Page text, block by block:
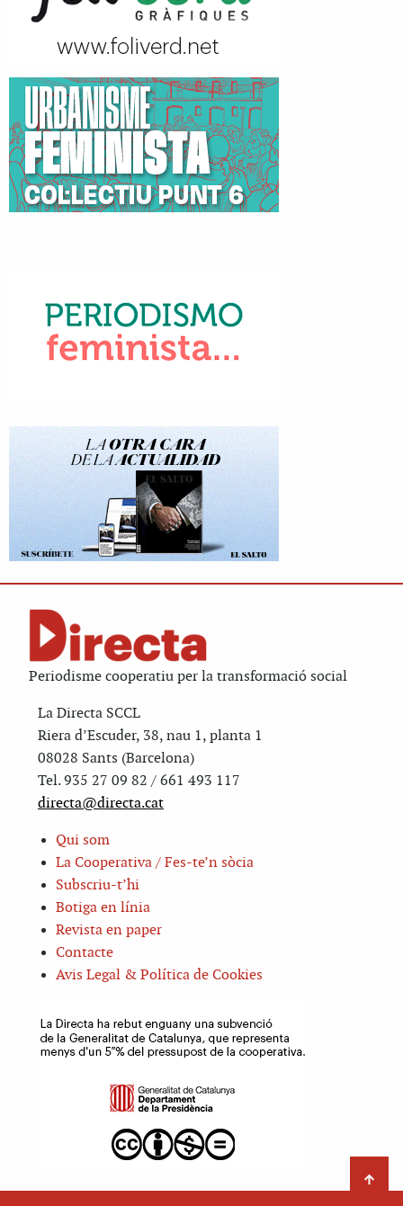
Periodisme cooperatiu per la transformació social
La Directa SCCL
Riera d’Escuder, 38, nau 1, planta 1
08028 Sants (Barcelona)
Tel. 935 27 09 82 / 661 493 117
directa@directa.cat
Qui som
La Cooperativa / Fes-te’n sòcia
Subscriu-t’hi
Botiga en línia
Revista en paper
Contacte
Avis Legal & Política de Cookies